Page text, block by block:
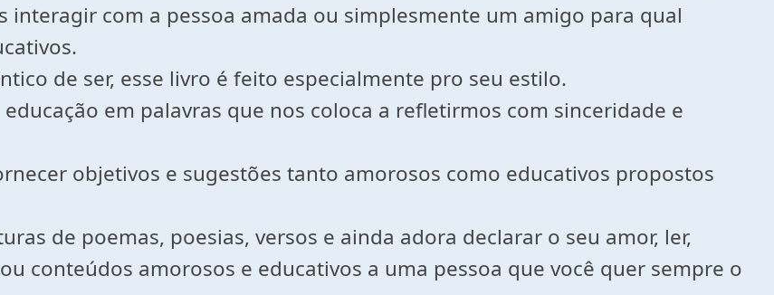
com a pessoa amada ou simplesmente um amigo para qual
de ser, esse livro é feito especialmente pro seu estilo.
em palavras que nos coloca a refletirmos com sinceridade e
objetivos e sugestões tanto amorosos como educativos propostos
de poemas, poesias, versos e ainda adora declarar o seu amor, ler,
conteúdos amorosos e educativos a uma pessoa que você quer sempre o